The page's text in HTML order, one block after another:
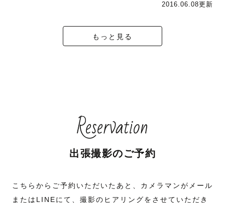
2016.06.08更新
もっと見る
Reservation
出張撮影のご予約
こちらからご予約いただいたあと、カメラマンがメール
またはLINEにて、撮影のヒアリングをさせていただき